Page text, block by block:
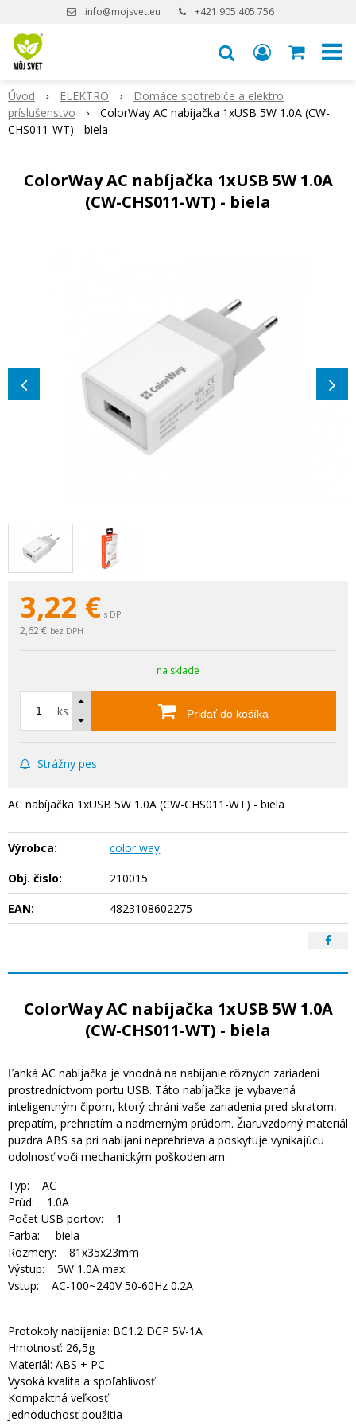
info@mojsvet.eu +421 905 405 756
Úvod ELEKTRO
Domáce spotrebiče a elektro
príslušenstvo
ColorWay AC nabíjačka 1xUSB 5W 1.0A (CW-
CHS011-WT) - biela
ColorWay AC nabíjačka 1xUSB 5W 1.0A
(CW-CHS011-WT) - biela
3,22 € s DPH
2,62 € bez DPH
na sklade
ks Pridať do košíka
Strážny pes
AC nabíjačka 1xUSB 5W 1.0A (CW-CHS011-WT) - biela
Výrobca:
color way
Obj. čislo:
210015
EAN:
4823108602275
ColorWay AC nabíjačka 1xUSB 5W 1.0A
(CW-CHS011-WT) - biela
Ľahká AC nabíjačka je vhodná na nabíjanie rôznych zariadení
prostredníctvom portu USB. Táto nabíjačka je vybavená
inteligentným čipom, ktorý chráni vaše zariadenia pred skratom,
prepätím, prehriatím a nadmerným prúdom. Žiaruvzdorný materiál
puzdra ABS sa pri nabíjaní neprehrieva a poskytuje vynikajúcu
odolnosť voči mechanickým poškodeniam.
Typ: AC
Prúd: 1.0A
Počet USB portov: 1
Farba: biela
Rozmery: 81x35x23mm
Výstup: 5W 1.0A max
Vstup: AC-100~240V 50-60Hz 0.2A
Protokoly nabíjania: BC1.2 DCP 5V-1A
Hmotnosť: 26,5g
Materiál: ABS + PC
Vysoká kvalita a spoľahlivosť
Kompaktná veľkosť
Jednoduchosť použitia